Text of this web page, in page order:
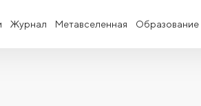
Журнал Метавселенная Образование